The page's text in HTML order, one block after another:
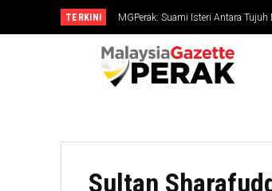
TERKINI
MGPerak: Suami Isteri Antara
RM794,827
Sultan